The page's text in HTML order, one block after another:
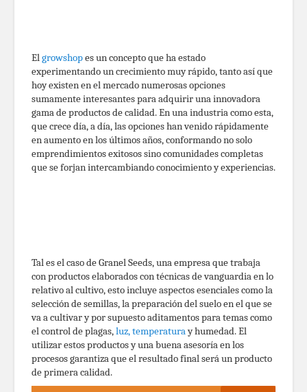
Elgrowshopes un concepto que ha estado
experimentando un crecimiento muy rápido, tanto así que
hoy existen en el mercado numerosas opciones
sumamente interesantes para adquirir una innovadora
gama de productos de calidad. En una industria como esta,
que crece día, a día, las opciones han venido rápidamente
en aumento en los últimos años, conformando no solo
emprendimientos exitosos sino comunidades completas
que se forjan intercambiando conocimiento y experiencias.
Tal es el caso de Granel Seeds, una empresa que trabaja
con productos elaborados con técnicas de vanguardia en lo
relativo al cultivo, esto incluye aspectos esenciales como la
selección de semillas, la preparación del suelo en el que se
va a cultivar y por supuesto aditamentos para temas como
el control de plagas,luz, temperaturay humedad. El
utilizar estos productos y una buena asesoría en los
procesos garantiza que el resultado final será un producto
de primera calidad.